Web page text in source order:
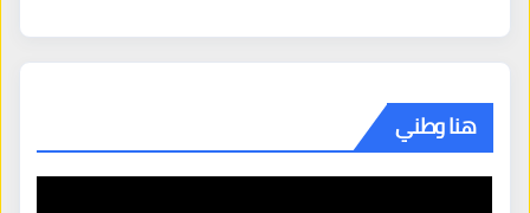
هنا وطني